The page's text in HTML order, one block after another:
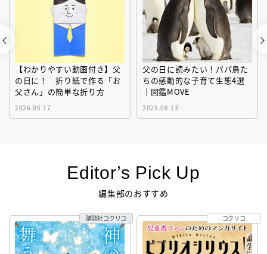
【わかりやすい動画付き】父
の日に！ 折り紙で作る「お
父さん」の簡単な折り方
2026.05.17
父の日に読みたい！パパ鳥た
ちの感動的な子育て生態4選
｜図鑑MOVE
2025.06.13
Editor’s Pick Up
編集部のおすすめ
講談社コクリコ コクリコ